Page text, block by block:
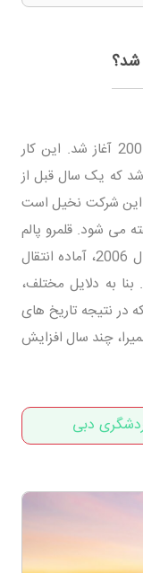
شد؟
در اواسط سال 2001 آغاز شد. این کار
که یک سال قبل از
این شرکت نخیل است
می شود. قلمرو پالم
جمیرا 5 سال و 6 ماه بعد یعنی در پایان سال 2006، آماده انتقال
به دلایل مختلف،
در نتیجه تاریخ های
چند سال افزایش
دبی